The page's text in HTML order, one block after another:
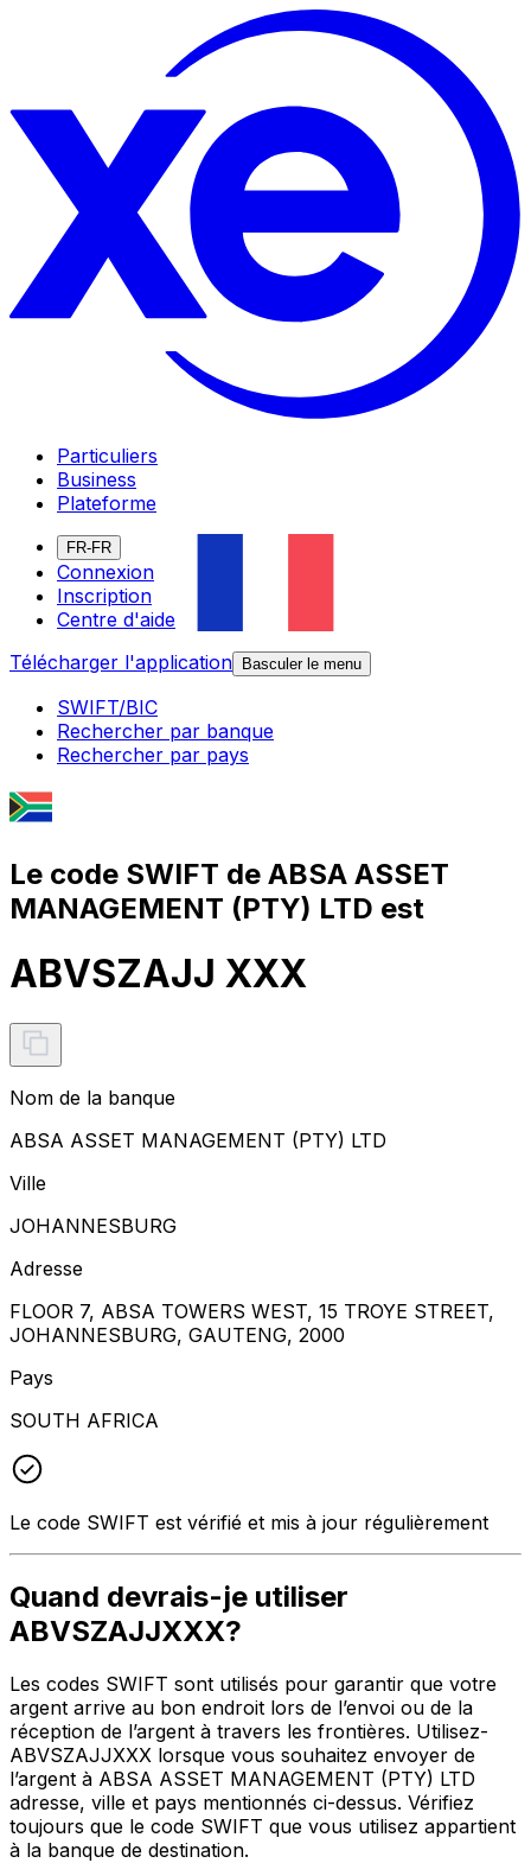
Particuliers
Business
Plateforme
FR-FR
Connexion
Inscription
Centre d'aide
Télécharger l'application
Basculer le menu
SWIFT/BIC
Rechercher par banque
Rechercher par pays
Le code SWIFT de ABSA ASSET
MANAGEMENT (PTY) LTD est
ABVSZAJJ XXX
Nom de la banque
ABSA ASSET MANAGEMENT (PTY) LTD
Ville
JOHANNESBURG
Adresse
FLOOR 7, ABSA TOWERS WEST, 15 TROYE STREET,
JOHANNESBURG, GAUTENG, 2000
Pays
SOUTH AFRICA
Le code SWIFT est vérifié et mis à jour régulièrement
Quand devrais-je utiliser
ABVSZAJJXXX?
Les codes SWIFT sont utilisés pour garantir que votre
argent arrive au bon endroit lors de l’envoi ou de la
réception de l’argent à travers les frontières. Utilisez-
ABVSZAJJXXX lorsque vous souhaitez envoyer de
l’argent à ABSA ASSET MANAGEMENT (PTY) LTD
adresse, ville et pays mentionnés ci-dessus. Vérifiez
toujours que le code SWIFT que vous utilisez appartient
à la banque de destination.